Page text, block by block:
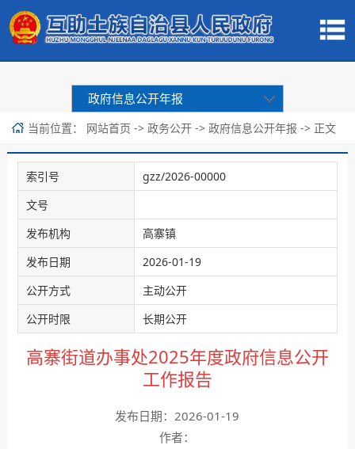
政府信息公开年报
当前位置： 网站首页 -> 政务公开 -> 政府信息公开年报 -> 正文
索引号
gzz/2026-00000
文号
发布机构
高寨镇
发布日期
2026-01-19
公开方式
主动公开
公开时限
长期公开
高寨街道办事处2025年度政府信息公开
工作报告
发布日期：2026-01-19
作者：